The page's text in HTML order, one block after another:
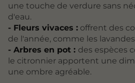
une touche de verdure sans
d'eau.
- Fleurs vivaces : offrent des
de l'année, comme les
- Arbres en pot : des espèces
le citronnier apportent une
une ombre agréable.